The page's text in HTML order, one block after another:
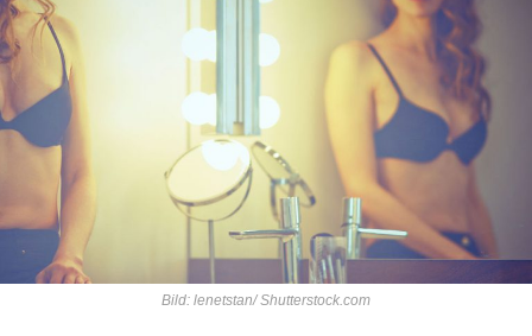
Bild: lenetstan/ Shutterstock.com